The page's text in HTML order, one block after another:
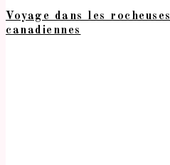
Voyage dans les rocheuses
canadiennes